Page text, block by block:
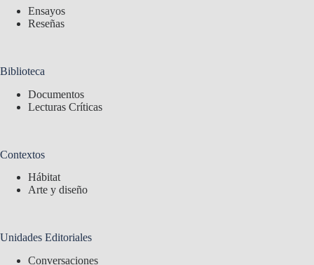
Ensayos
Reseñas
Biblioteca
Documentos
Lecturas Críticas
Contextos
Hábitat
Arte y diseño
Unidades Editoriales
Conversaciones